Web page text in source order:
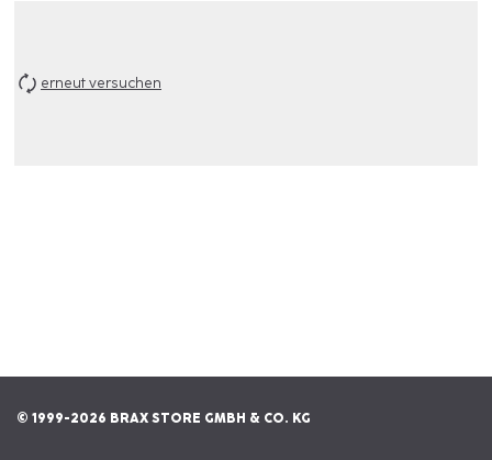
erneut versuchen
© 1999-2026 BRAX STORE GMBH & CO. KG